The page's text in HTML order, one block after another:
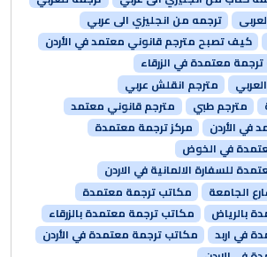
ترجمه من انجليزي الى عربي
كيف تصبح مترجم قانوني معتمد في الأردن
معتمدة في الزرقاء
مترجم انقلش عربي
مترجم طبي
مترجم قانوني معتمد
في الأردن
مركز ترجمة معتمدة
في الخوض
للسفارة الالمانية في الاردن
الجامعة
مكاتب ترجمة معتمدة
بالرياض
مكاتب ترجمة معتمدة بالزرقاء
في اربد
مكاتب ترجمة معتمدة في الأردن